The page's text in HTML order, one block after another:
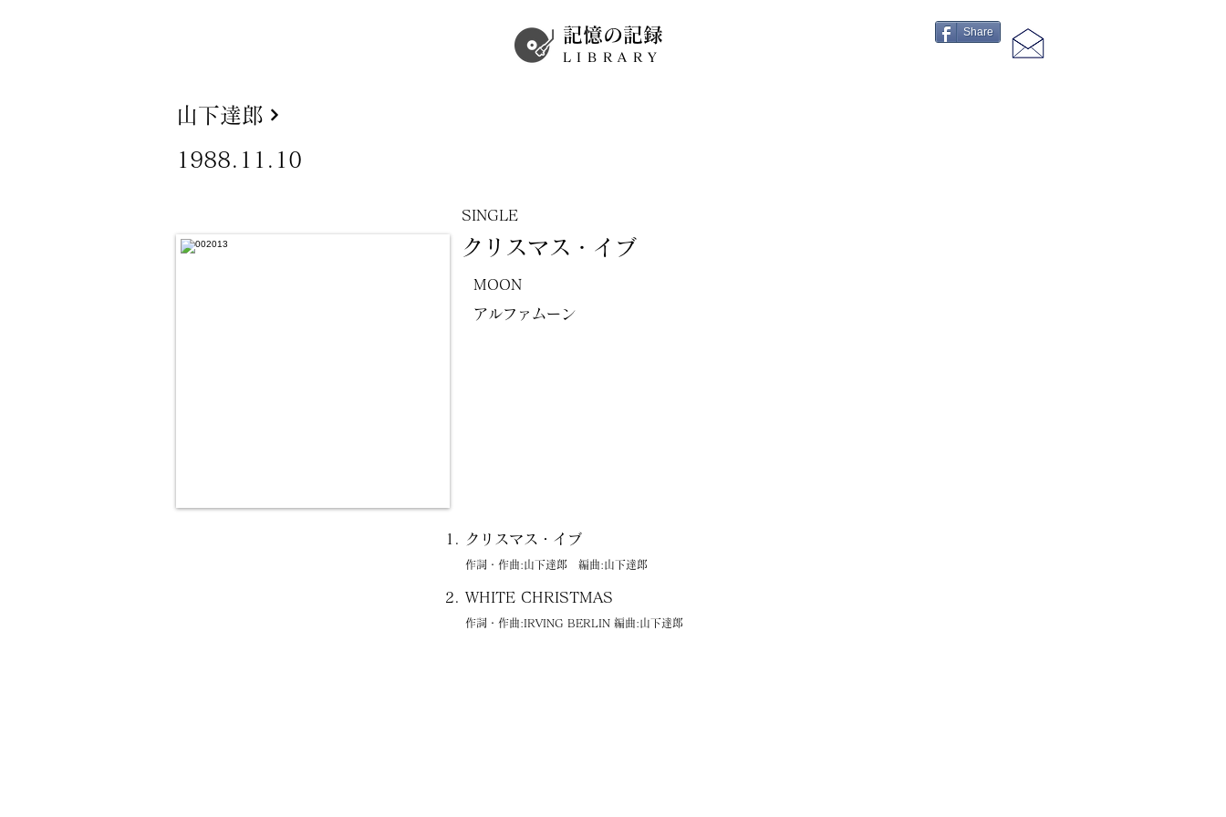
記憶の記録
LIBRARY
Share
山下達郎
1988.11.10
SINGLE
クリスマス・イブ
MOON
アルファムーン
クリスマス・イブ
作詞・作曲:山下達郎 編曲:山下達郎
WHITE CHRISTMAS
作詞・作曲:IRVING BERLIN 編曲:山下達郎